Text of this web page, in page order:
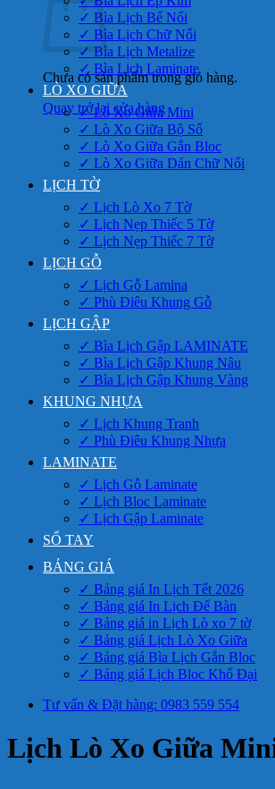
Chưa có sản phẩm trong giỏ hàng.
Quay trở lại cửa hàng
✓ Bìa Lịch Bế Nổi
✓ Bìa Lịch Chữ Nổi
✓ Bìa Lịch Metalize
✓ Bìa Lịch Laminate
LÒ XO GIỮA
✓ Lò Xo Giữa Mini
✓ Lò Xo Giữa Bộ Số
✓ Lò Xo Giữa Gắn Bloc
✓ Lò Xo Giữa Dán Chữ Nổi
LỊCH TỜ
✓ Lịch Lò Xo 7 Tờ
✓ Lịch Nẹp Thiếc 5 Tờ
✓ Lịch Nẹp Thiếc 7 Tờ
LỊCH GỖ
✓ Lịch Gỗ Lamina
✓ Phù Điêu Khung Gỗ
LỊCH GẬP
✓ Bìa Lịch Gập LAMINATE
✓ Bìa Lịch Gập Khung Nâu
✓ Bìa Lịch Gập Khung Vàng
KHUNG NHỰA
✓ Lịch Khung Tranh
✓ Phù Điêu Khung Nhựa
LAMINATE
✓ Lịch Gỗ Laminate
✓ Lịch Bloc Laminate
✓ Lịch Gập Laminate
SỔ TAY
BẢNG GIÁ
✓ Bảng giá In Lịch Tết 2026
✓ Bảng giá In Lịch Để Bàn
✓ Bảng giá in Lịch Lò xo 7 tờ
✓ Bảng giá Lịch Lò Xo Giữa
✓ Bảng giá Bìa Lịch Gắn Bloc
✓ Bảng giá Lịch Bloc Khổ Đại
Tư vấn & Đặt hàng: 0983 559 554
Lịch Lò Xo Giữa